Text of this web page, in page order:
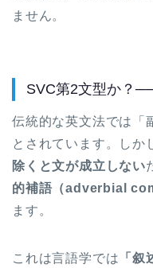
ません。
SVC第2文型か？
伝統的な英文法では「
とされています。しか
除くと文が成立しない
的補語（adverbial
ます。
これは言語学では 「叙